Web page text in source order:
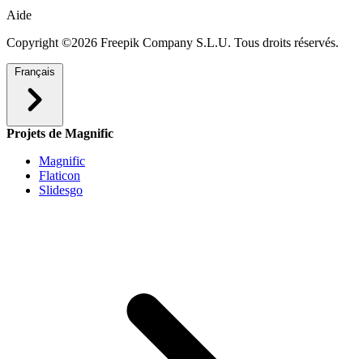
Aide
Copyright ©2026 Freepik Company S.L.U. Tous droits réservés.
Français
Projets de Magnific
Magnific
Flaticon
Slidesgo